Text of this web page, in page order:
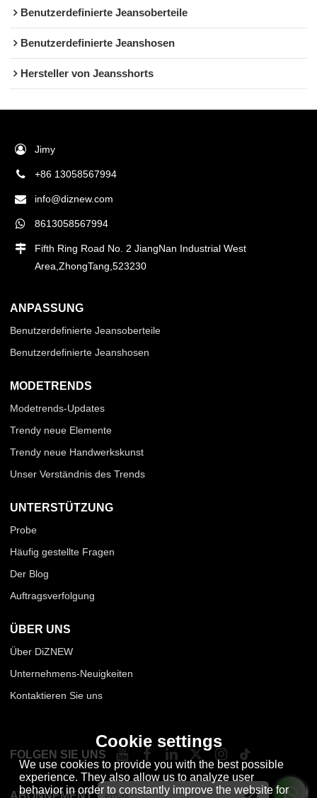
Benutzerdefinierte Jeansoberteile
Benutzerdefinierte Jeanshosen
Hersteller von Jeansshorts
Jimy
+86 13058567994
info@diznew.com
8613058567994
Fifth Ring Road No. 2 JiangNan Industrial West
Area,ZhongTang,523230
ANPASSUNG
Benutzerdefinierte Jeansoberteile
Benutzerdefinierte Jeanshosen
MODETRENDS
Modetrends-Updates
Trendy neue Elemente
Trendy neue Handwerkskunst
Unser Verständnis des Trends
UNTERSTÜTZUNG
Probe
Häufig gestellte Fragen
Der Blog
Auftragsverfolgung
ÜBER UNS
Über DiZNEW
Unternehmens-Neuigkeiten
Kontaktieren Sie uns
FOLGEN SIE UNS
ABONNEMENT
Cookie settings
We use cookies to provide you with the best possible
experience. They also allow us to analyze user
behavior in order to constantly improve the website for